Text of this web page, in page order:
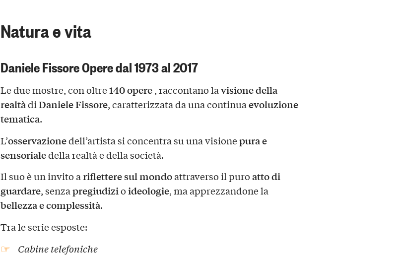
Natura e vita
Daniele Fissore Opere dal 1973 al 2017
Le due mostre, con oltre140 opere, raccontano lavisione della
realtàdiDaniele Fissore, caratterizzata da una continuaevoluzione
tematica.
L’osservazionedell’artista si concentra su una visionepura e
sensorialedella realtà e della società.
Il suo è un invito ariflettere sul mondoattraverso il puroatto di
guardare, senzapregiudizioideologie, ma apprezzandone la
bellezza e complessità.
Tra le serie esposte:
Cabine telefoniche